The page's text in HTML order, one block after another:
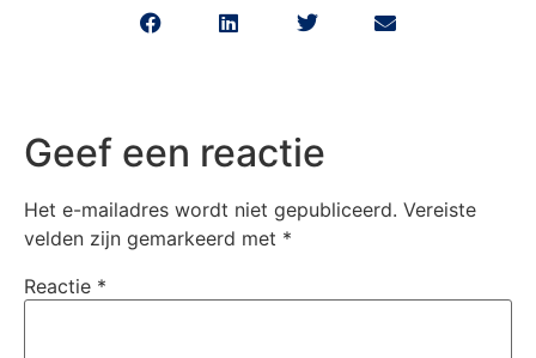
Geef een reactie
Het e-mailadres wordt niet gepubliceerd. Vereiste
velden zijn gemarkeerd met *
Reactie *